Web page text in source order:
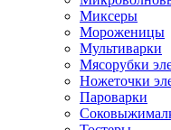
Миксеры
Мороженицы
Мультиварки
Мясорубки
Ножеточки
Пароварки